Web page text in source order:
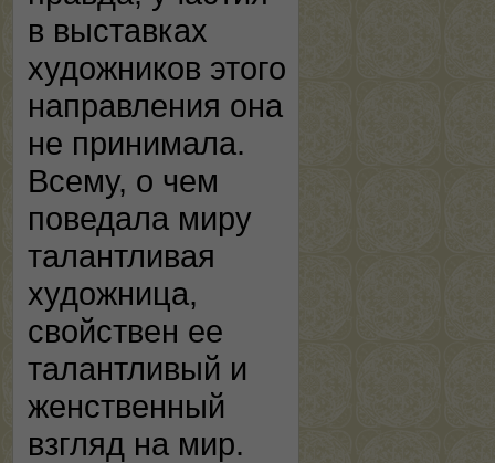
в выставках
художников этого
направления она
не принимала.
Всему, о чем
поведала миру
талантливая
художница,
свойствен ее
талантливый и
женственный
взгляд на мир.